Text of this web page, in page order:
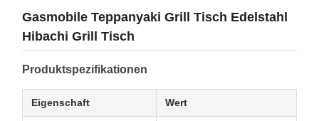
Gasmobile Teppanyaki Grill Tisch Edelstahl
Hibachi Grill Tisch
Produktspezifikationen
Eigenschaft Wert